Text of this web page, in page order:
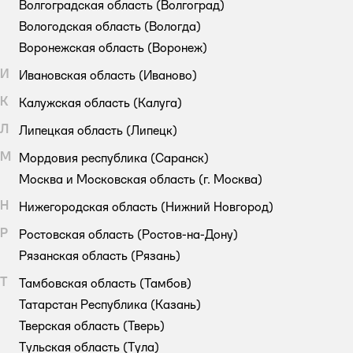
Волгоградская область (Волгоград)
Вологодская область (Вологда)
Воронежская область (Воронеж)
И
Ивановская область (Иваново)
К
Калужская область (Калуга)
Л
Липецкая область (Липецк)
М
Мордовия республика (Саранск)
Москва и Московская область (г. Москва)
Н
Нижегородская область (Нижний Новгород)
Р
Ростовская область (Ростов-на-Дону)
Рязанская область (Рязань)
Т
Тамбовская область (Тамбов)
Татарстан Республика (Казань)
Тверская область (Тверь)
Тульская область (Тула)